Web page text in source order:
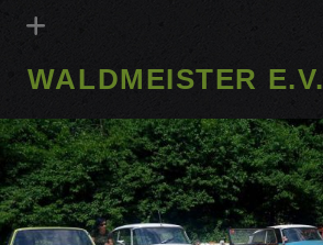
WALDMEISTER E.V.